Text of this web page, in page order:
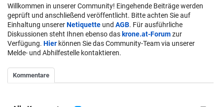
Willkommen in unserer Community! Eingehende Beiträge werden
geprüft und anschließend veröffentlicht. Bitte achten Sie auf
Einhaltung unsererNetiquette und AGB. Für ausführliche
Diskussionen steht Ihnen ebenso das krone.at-Forumzur
Verfügung. Hier können Sie das Community-Team via unserer
Melde- und Abhilfestelle kontaktieren.